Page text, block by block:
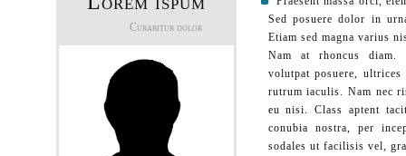
Sed posuere dolor in
Etiam sed magna varius
Nam at rhoncus
volutpat posuere,
rutrum iaculis. Nam nec
eu nisi. Class aptent
conubia nostra, per
sodales ut facilisis vel,
Curabitur dolor